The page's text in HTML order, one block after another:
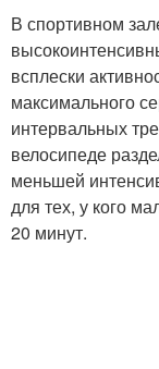
В спортивном
всплески
максимального
интервальных
велосипеде
меньшей
для тех, у кого
20 минут.